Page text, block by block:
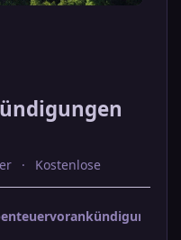
Kostenlose